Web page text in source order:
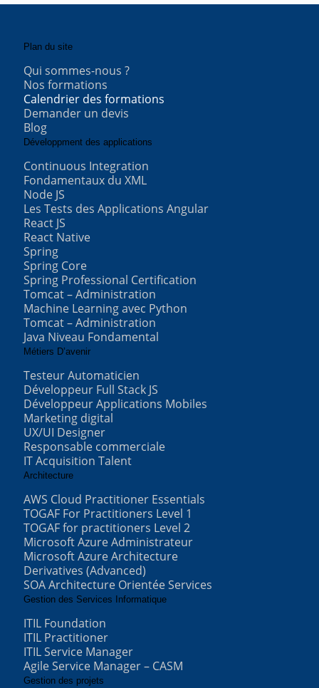
Plan du site
Qui sommes-nous ?
Nos formations
Calendrier des formations
Demander un devis
Blog
Développment des applications
Continuous Integration
Fondamentaux du XML
Node JS
Les Tests des Applications Angular
React JS
React Native
Spring
Spring Core
Spring Professional Certification
Tomcat – Administration
Machine Learning avec Python
Tomcat – Administration
Java Niveau Fondamental
Métiers D’avenir
Testeur Automaticien
Développeur Full Stack JS
Développeur Applications Mobiles
Marketing digital
UX/UI Designer
Responsable commerciale
IT Acquisition Talent
Architecture
AWS Cloud Practitioner Essentials
TOGAF For Practitioners Level 1
TOGAF for practitioners Level 2
Microsoft Azure Administrateur
Microsoft Azure Architecture
Derivatives (Advanced)
SOA Architecture Orientée Services
Gestion des Services Informatique
ITIL Foundation
ITIL Practitioner
ITIL Service Manager
Agile Service Manager – CASM
Gestion des projets